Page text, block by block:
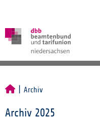
Archiv
Archiv 2025